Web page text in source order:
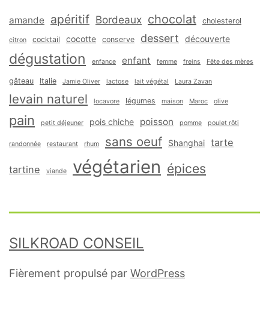
amande apéritif Bordeaux chocolat cholesterol
citron cocktail cocotte conserve dessert découverte
dégustation enfance enfant femme freins Fête des mères
gâteau Italie Jamie Oliver lactose lait végétal Laura Zavan
levain naturel locavore légumes maison Maroc olive
pain petit déjeuner pois chiche poisson pomme poulet rôti
randonnée restaurant rhum sans oeuf Shanghai tarte
tartine viande végétarien épices
SILKROAD CONSEIL
Fièrement propulsé par WordPress